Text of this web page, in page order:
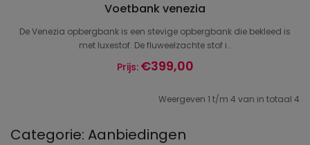
Voetbank venezia
De Venezia opbergbank is een stevige opbergbank die bekleed is
met luxestof. De fluweelzachte stof i..
Prijs: €399,00
Weergeven 1 t/m 4 van in totaal 4
Categorie: Aanbiedingen